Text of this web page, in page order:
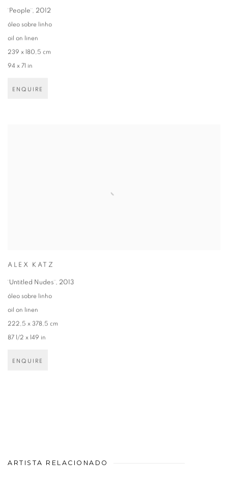
¨People¨, 2012
óleo sobre linho
oil on linen
239 x 180,5 cm
94 x 71 in
ENQUIRE
ALEX KATZ
¨Untitled Nudes¨, 2013
óleo sobre linho
oil on linen
222,5 x 378,5 cm
87 1/2 x 149 in
ENQUIRE
ARTISTA RELACIONADO